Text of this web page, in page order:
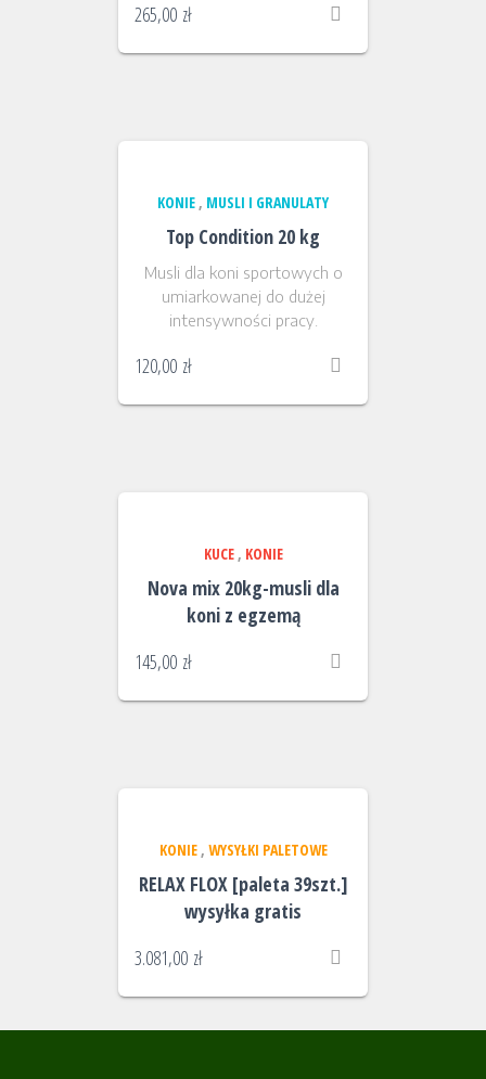
265,00 zł
KONIE , MUSLI I GRANULATY
Top Condition 20 kg
Musli dla koni sportowych o
umiarkowanej do dużej
intensywności pracy.
120,00 zł
KUCE, KONIE
Nova mix 20kg-musli dla
koni z egzemą
145,00 zł
KONIE, WYSYŁKI PALETOWE
RELAX FLOX [paleta 39szt.]
wysyłka gratis
3.081,00 zł